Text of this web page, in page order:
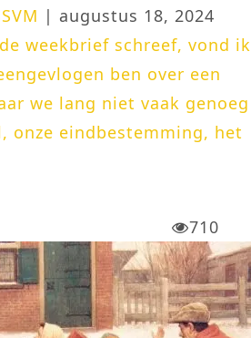
| augustus 18, 2024
weekbrief schreef, vond ik
ben over een
we lang niet vaak genoeg
onze eindbestemming, het
710